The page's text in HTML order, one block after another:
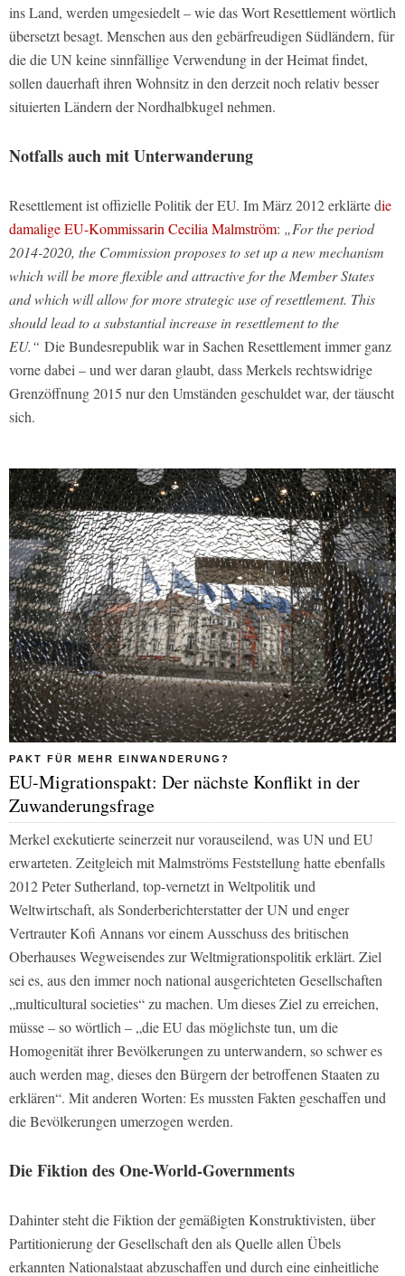
ins Land, werden umgesiedelt – wie das Wort Resettlement wörtlich
übersetzt besagt. Menschen aus den gebärfreudigen Südländern, für
die die UN keine sinnfällige Verwendung in der Heimat findet,
sollen dauerhaft ihren Wohnsitz in den derzeit noch relativ besser
situierten Ländern der Nordhalbkugel nehmen.
Notfalls auch mit Unterwanderung
Resettlement ist offizielle Politik der EU. Im März 2012 erklärte die
damalige EU-Kommissarin Cecilia Malmström: „For the period
2014-2020, the Commission proposes to set up a new mechanism
which will be more flexible and attractive for the Member States
and which will allow for more strategic use of resettlement. This
should lead to a substantial increase in resettlement to the
EU.“ Die Bundesrepublik war in Sachen Resettlement immer ganz
vorne dabei – und wer daran glaubt, dass Merkels rechtswidrige
Grenzöffnung 2015 nur den Umständen geschuldet war, der täuscht
sich.
PAKT FÜR MEHR EINWANDERUNG?
EU-Migrationspakt: Der nächste Konflikt in der
Zuwanderungsfrage
Merkel exekutierte seinerzeit nur vorauseilend, was UN und EU
erwarteten. Zeitgleich mit Malmströms Feststellung hatte ebenfalls
2012 Peter Sutherland, top-vernetzt in Weltpolitik und
Weltwirtschaft, als Sonderberichterstatter der UN und enger
Vertrauter Kofi Annans vor einem Ausschuss des britischen
Oberhauses Wegweisendes zur Weltmigrationspolitik erklärt. Ziel
sei es, aus den immer noch national ausgerichteten Gesellschaften
„multicultural societies“ zu machen. Um dieses Ziel zu erreichen,
müsse – so wörtlich –„die EU das möglichste tun, um die
Homogenität ihrer Bevölkerungen zu unterwandern, so schwer es
auch werden mag, dieses den Bürgern der betroffenen Staaten zu
erklären“. Mit anderen Worten: Es mussten Fakten geschaffen und
die Bevölkerungen umerzogen werden.
Die Fiktion des One-World-Governments
Dahinter steht die Fiktion der gemäßigten Konstruktivisten, über
Partitionierung der Gesellschaft den als Quelle allen Übels
erkannten Nationalstaat abzuschaffen und durch eine einheitliche